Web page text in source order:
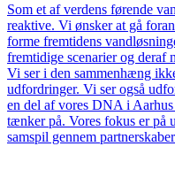
Som et af verdens førende
reaktive. Vi ønsker at gå
forme fremtidens
fremtidige scenarier og deraf
Vi ser i den sammenhæng
udfordringer. Vi ser også
en del af vores DNA i
tænker på. Vores fokus er
samspil gennem